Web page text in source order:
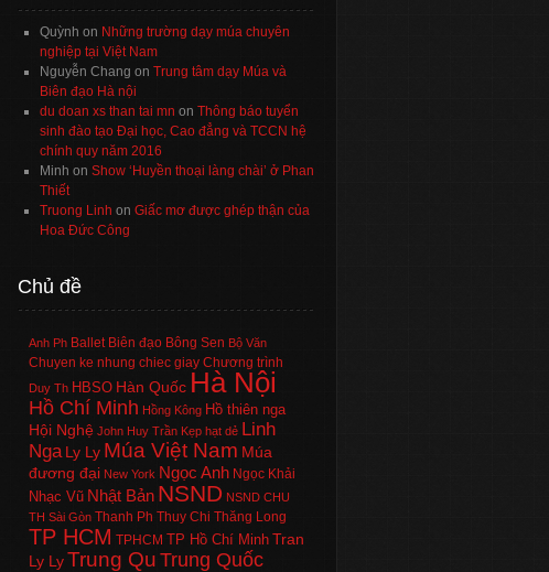
Quỳnh on Những trường dạy múa chuyên
nghiệp tại Việt Nam
Nguyễn Chang on Trung tâm dạy Múa và
Biên đạo Hà nội
du doan xs than tai mn on Thông báo tuyển
sinh đào tạo Đại học, Cao đẳng và TCCN hệ
chính quy năm 2016
Minh on Show ‘Huyền thoại làng chài’ ở Phan
Thiết
Truong Linh on Giấc mơ được ghép thận của
Hoa Đức Công
Chủ đề
Anh Ph Ballet Biên đạo Bông Sen Bộ Văn
Chuyen ke nhung chiec giay Chương trình
Duy Th HBSO Hàn Quốc Hà Nội
Hồ Chí Minh Hồng Kông Hồ thiên nga
Hội Nghệ John Huy Trần Kẹp hạt dẻ Linh
Nga Ly Ly Múa Việt Nam Múa
đương đại New York Ngọc Anh Ngọc Khải
Nhạc Vũ Nhật Bản NSND NSND CHU
TH Sài Gòn Thanh Ph Thuy Chi Thăng Long
TP HCM TPHCM TP Hồ Chí Minh Tran
Ly LyTrung Qu Trung Quốc